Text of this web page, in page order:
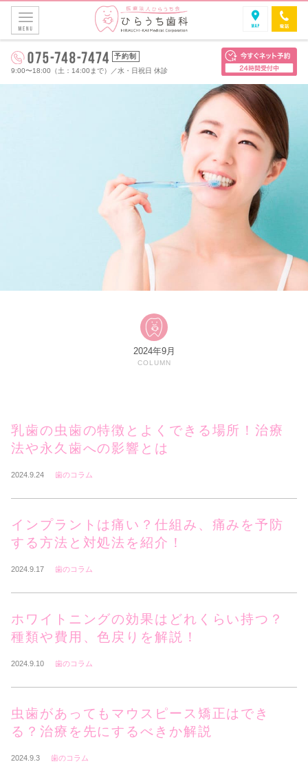
予約制
9:00〜18:00（土：14:00まで）
／水・日祝日 休診
2024年9月
COLUMN
乳歯の虫歯の特徴とよくできる場所！治療
法や永久歯への影響とは
2024.9.24 歯のコラム
インプラントは痛い？仕組み、痛みを予防
する方法と対処法を紹介！
2024.9.17 歯のコラム
ホワイトニングの効果はどれくらい持つ？
種類や費用、色戻りを解説！
2024.9.10 歯のコラム
虫歯があってもマウスピース矯正はでき
る？治療を先にするべきか解説
2024.9.3 歯のコラム